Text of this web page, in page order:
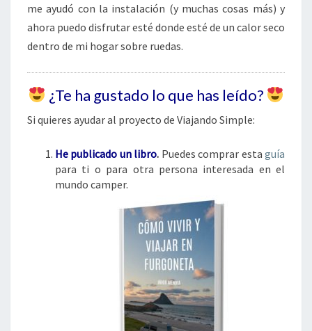
me ayudó con la instalación (y muchas cosas más) y
ahora puedo disfrutar esté donde esté de un calor seco
dentro de mi hogar sobre ruedas.
¿Te ha gustado lo que has leído?
Si quieres ayudar al proyecto de Viajando Simple:
He publicado un libro. Puedes comprar estaguía
para ti o para otra persona interesada en el
mundo camper.